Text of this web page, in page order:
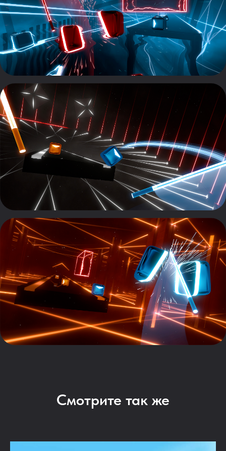
Смотрите так же